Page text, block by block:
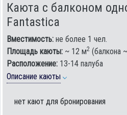
Каюта с балконом
Fantastica
Вместимость: не более 1 чел.
Площадь каюты: ~ 12 м2 (балкона
Расположение: 13-14 палуба
Описание каюты
нет кают для бронирования